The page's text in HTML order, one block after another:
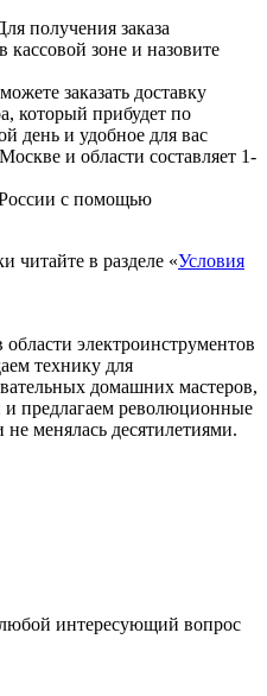
получения заказа
кассовой зоне и назовите
заказать доставку
который прибудет по
день и удобное для вас
и области составляет 1-
с помощью
читайте в разделе «Условия
электроинструментов
технику для
домашних мастеров,
предлагаем революционные
менялась десятилетиями.
интересующий вопрос